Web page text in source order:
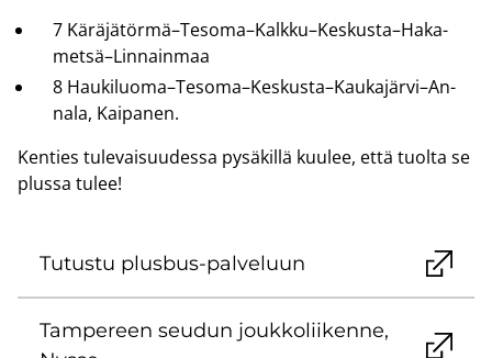
7 Kä­rä­jä­tör­mä–Te­so­ma–Kalk­ku–Kes­kus­ta–Ha­ka­
met­sä–Lin­nain­maa
8 Hau­ki­luo­ma–Te­so­ma–Kes­kus­ta–Kau­ka­jär­vi–An­
na­la, Kai­pa­nen.
Ken­ties tu­le­vai­suu­des­sa py­sä­kil­lä kuu­lee, että tuol­ta se
plus­sa tulee!
Tu­tus­tu plusbus-​palveluun
Tam­pe­reen seu­dun jouk­ko­lii­ken­ne,